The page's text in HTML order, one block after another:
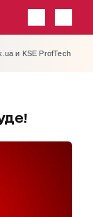
и KSE ProfTech